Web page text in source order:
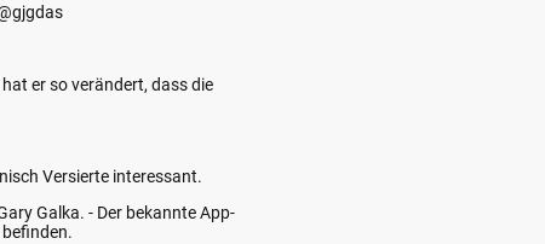
er so verändert, dass die
Versierte interessant.
Galka. - Der bekannte App-